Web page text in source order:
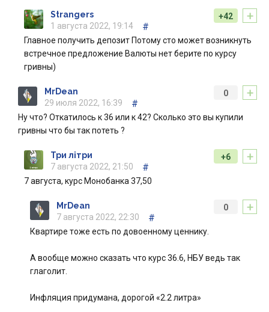
+
+42
Strangers
1 августа 2022, 19:14
#
Главное получить депозит Потому сто может возникнуть
встречное предложение Валюты нет берите по курсу
гривны)
+
0
MrDean
29 июля 2022, 16:39
#
Ну что? Откатилось к 36 или к 42? Сколько это вы купили
гривны что бы так потеть ?
+
+6
Три літри
7 августа 2022, 21:50
#
7 августа, курс Монобанка 37,50
+
0
MrDean
7 августа 2022, 22:30
#
Квартире тоже есть по довоенному ценнику.
А вообще можно сказать что курс 36.6, НБУ ведь так
глаголит.
Инфляция придумана, дорогой «2.2 литра»